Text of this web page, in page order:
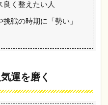
良く整えたい人
戦の時期に「勢い」
運を磨く